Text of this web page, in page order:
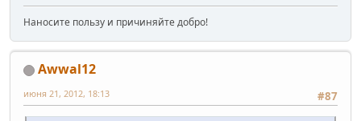
Наносите пользу и причиняйте добро!
Awwal12
#87
июня 21, 2012, 18:13